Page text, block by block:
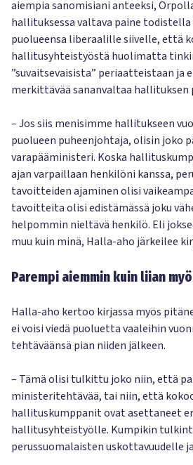
aiempia sanomisiani anteeksi,
hallituksessa valtava paine
puolueensa liberaalille siivelle, että
hallitusyhteistyöstä huolimatta
”suvaitsevaisista” periaatteistaan ja
merkittävää sananvaltaa hallituksen
– Jos siis menisimme hallitukseen
puolueen puheenjohtaja, olisin joko
varapääministeri. Koska
ajan varpaillaan henkilöni kanssa,
tavoitteiden ajaminen olisi
tavoitteita olisi edistämässä joku
helpommin nieltävä henkilö. Eli
muu kuin minä, Halla-aho järkeilee
Parempi aiemmin kuin liian
Halla-aho kertoo kirjassa myös
ei voisi viedä puoluetta vaaleihin
tehtäväänsä pian niiden jälkeen.
– Tämä olisi tulkittu joko niin, että
ministeritehtävää, tai niin, että
hallituskumppanit ovat asettaneet
hallitusyhteistyölle. Kumpikin
perussuomalaisten uskottavuudelle